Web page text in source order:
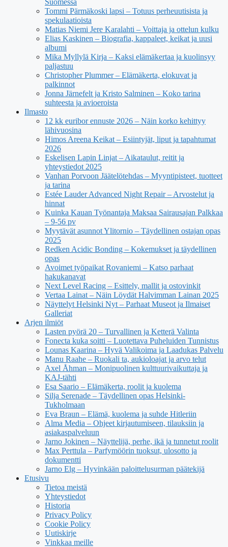
Suomessa
Tommi Pärmäkoski lapsi – Totuus perheuutisista ja
spekulaatioista
Matias Niemi Jere Karalahti – Voittaja ja ottelun kulku
Elias Kaskinen – Biografia, kappaleet, keikat ja uusi
albumi
Mika Myllylä Kirja – Kaksi elämäkertaa ja kuolinsyy
paljastuu
Christopher Plummer – Elämäkerta, elokuvat ja
palkinnot
Jonna Järnefelt ja Kristo Salminen – Koko tarina
suhteesta ja avioeroista
Ilmasto
12 kk euribor ennuste 2026 – Näin korko kehittyy
lähivuosina
Himos Areena Keikat – Esiintyjät, liput ja tapahtumat
2026
Eskelisen Lapin Linjat – Aikataulut, reitit ja
yhteystiedot 2025
Vanhan Porvoon Jäätelötehdas – Myyntipisteet, tuotteet
ja tarina
Estée Lauder Advanced Night Repair – Arvostelut ja
hinnat
Kuinka Kauan Työnantaja Maksaa Sairausajan Palkkaa
– 9-56 pv
Myytävät asunnot Ylitornio – Täydellinen ostajan opas
2025
Redken Acidic Bonding – Kokemukset ja täydellinen
opas
Avoimet työpaikat Rovaniemi – Katso parhaat
hakukanavat
Next Level Racing – Esittely, mallit ja ostovinkit
Vertaa Lainat – Näin Löydät Halvimman Lainan 2025
Näyttelyt Helsinki Nyt – Parhaat Museot ja Ilmaiset
Galleriat
Arjen ilmiöt
Lasten pyörä 20 – Turvallinen ja Ketterä Valinta
Fonecta kuka soitti – Luotettava Puheluiden Tunnistus
Lounas Kaarina – Hyvä Valikoima ja Laadukas Palvelu
Manu Raahe – Ruokali ta, aukioloajat ja arvo telut
Axel Åhman – Monipuolinen kulttuurivaikuttaja ja
KAJ-tähti
Esa Saario – Elämäkerta, roolit ja kuolema
Silja Serenade – Täydellinen opas Helsinki-
Tukholmaan
Eva Braun – Elämä, kuolema ja suhde Hitleriin
Alma Media – Ohjeet kirjautumiseen, tilauksiin ja
asiakaspalveluun
Jarno Jokinen – Näyttelijä, perhe, ikä ja tunnetut roolit
Max Perttula – Parfymöörin tuoksut, ulosotto ja
dokumentti
Jarno Elg – Hyvinkään paloittelusurman päätekijä
Etusivu
Tietoa meistä
Yhteystiedot
Historia
Privacy Policy
Cookie Policy
Uutiskirje
Vinkkaa meille